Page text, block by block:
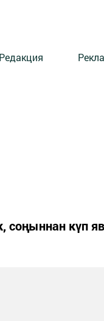
Редакция
соңыннан